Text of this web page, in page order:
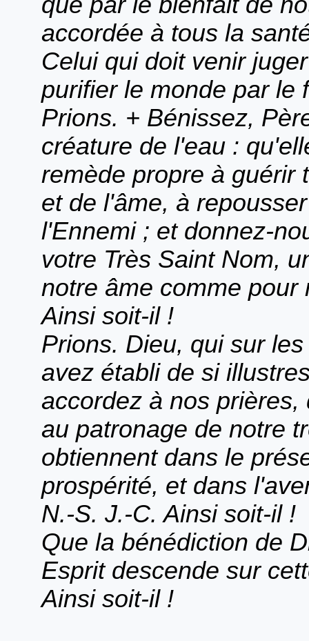
accordée à tous la
Celui qui doit venir
purifier le monde par le
Prions. + Bénissez,
créature de l'eau :
remède propre à guérir
et de l'âme, à
l'Ennemi ; et donnez-
votre Très Saint Nom,
notre âme comme
Ainsi soit-il !
Prions. Dieu, qui sur
avez établi de si
accordez à nos
au patronage de notre
obtiennent dans le
prospérité, et dans
N.-S. J.-C. Ainsi soit-il !
Que la bénédiction de
Esprit descende sur
Ainsi soit-il !